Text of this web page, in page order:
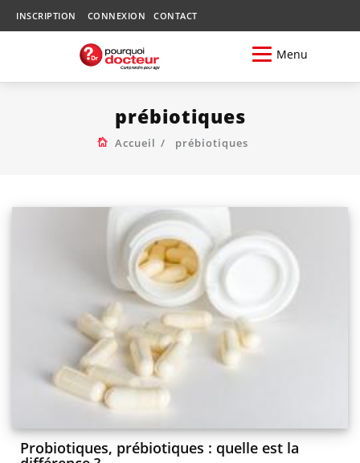
INSCRIPTION CONNEXION CONTACT
Menu
prébiotiques
Accueil prébiotiques
Probiotiques, prébiotiques : quelle est la